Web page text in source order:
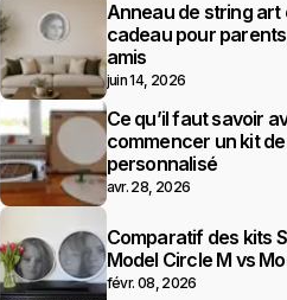
Anneau de string art
cadeau pour
amis
juin 14, 2026
Ce qu’il faut savoir
commencer un kit
personnalisé
avr. 28, 2026
Comparatif des kits
Model Circle M vs
févr. 08, 2026